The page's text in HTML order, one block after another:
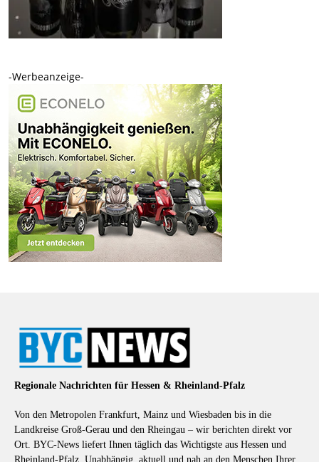
-Werbeanzeige-
Regionale Nachrichten für Hessen & Rheinland-Pfalz
Von den Metropolen Frankfurt, Mainz und Wiesbaden bis in die
Landkreise Groß-Gerau und den Rheingau – wir berichten direkt vor
Ort. BYC-News liefert Ihnen täglich das Wichtigste aus Hessen und
Rheinland-Pfalz. Unabhängig, aktuell und nah an den Menschen Ihrer